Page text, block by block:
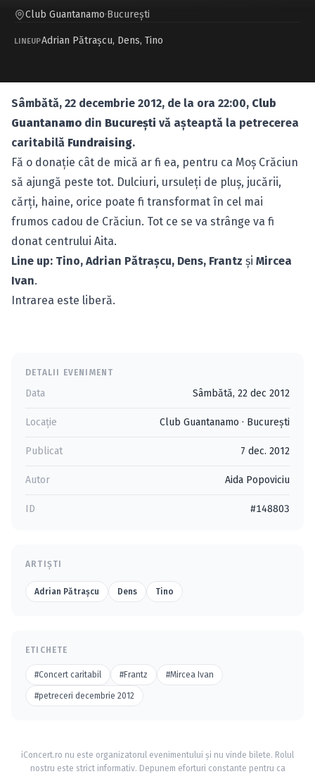
Club Guantanamo·Bucureşti
LINEUPAdrian Pătraşcu, Dens, Tino
Sâmbătă, 22 decembrie 2012, de la ora 22:00, Club
Guantanamo din Bucureşti vă aşteaptă la petrecerea
caritabilă Fundraising.
Fă o donaţie cât de mică ar fi ea, pentru ca Moş Crăciun
să ajungă peste tot. Dulciuri, ursuleţi de pluş, jucării,
cărţi, haine, orice poate fi transformat în cel mai
frumos cadou de Crăciun. Tot ce se va strânge va fi
donat centrului Aita.
Line up: Tino, Adrian Pătraşcu, Dens, Frantz şi Mircea
Ivan.
Intrarea este liberă.
DETALII EVENIMENT
Data Sâmbătă, 22 dec 2012
Locație Club Guantanamo · Bucureşti
Publicat 7 dec. 2012
Autor Aida Popoviciu
ID #148803
ARTIȘTI
Adrian Pătraşcu Dens Tino
ETICHETE
#Concert caritabil #Frantz #Mircea Ivan
#petreceri decembrie 2012
iConcert.ro nu este organizatorul evenimentului și nu vinde bilete. Rolul
nostru este strict informativ. Depunem eforturi constante pentru ca